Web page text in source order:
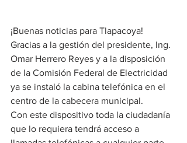
¡Buenas noticias para Tlapacoya!
Gracias a la gestión del presidente, Ing.
Omar Herrero Reyes y a la disposición
de la Comisión Federal de Electricidad
ya se instaló la cabina telefónica en el
centro de la cabecera municipal.
Con este dispositivo toda la ciudadanía
que lo requiera tendrá acceso a